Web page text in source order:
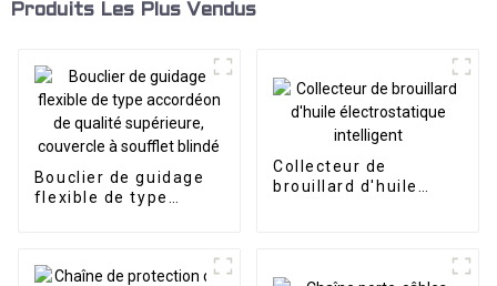
Produits Les Plus Vendus
Bouclier de guidage
flexible de type
Collecteur de
brouillard d'huile